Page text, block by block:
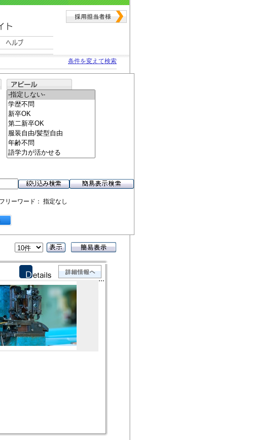
条件を変えて検索
フリーワード： 指定なし